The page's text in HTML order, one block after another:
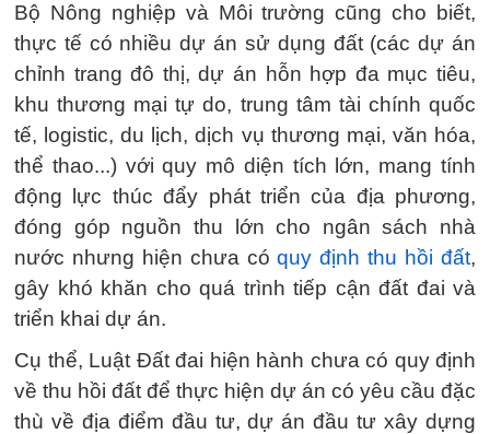
Bộ Nông nghiệp và Môi trường cũng cho biết,
thực tế có nhiều dự án sử dụng đất (các dự án
chỉnh trang đô thị, dự án hỗn hợp đa mục tiêu,
khu thương mại tự do, trung tâm tài chính quốc
tế, logistic, du lịch, dịch vụ thương mại, văn hóa,
thể thao...) với quy mô diện tích lớn, mang tính
động lực thúc đẩy phát triển của địa phương,
đóng góp nguồn thu lớn cho ngân sách nhà
nước nhưng hiện chưa cóquy định thu hồi đất,
gây khó khăn cho quá trình tiếp cận đất đai và
triển khai dự án.
Cụ thể, Luật Đất đai hiện hành chưa có quy định
về thu hồi đất để thực hiện dự án có yêu cầu đặc
thù về địa điểm đầu tư, dự án đầu tư xây dựng